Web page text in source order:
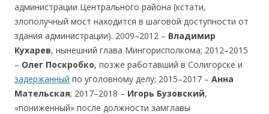
администрации Центрального района (кстати,
злополучный мост находится в шаговой доступности от
здания администрации). 2009–2012 – Владимир
Кухарев, нынешний глава Мингорисполкома; 2012–2015
– Олег Поскробко, позже работавший в Солигорске и
задержанный по уголовному делу; 2015–2017 – Анна
Мательская; 2017–2018 – Игорь Бузовский,
«пониженный» после должности замглавы